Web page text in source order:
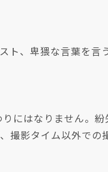
ト、卑猥な言葉を言
にはなりません。紛
撮影タイム以外での